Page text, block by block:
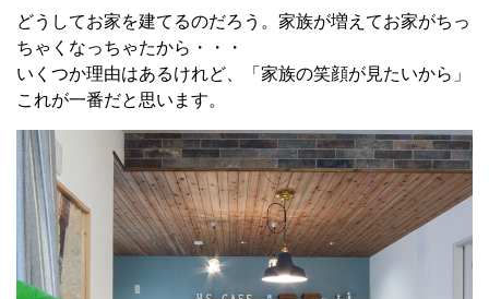
どうしてお家を建てるのだろう。家族が増えてお家がちっ
ちゃくなっちゃたから・・・
いくつか理由はあるけれど、「家族の笑顔が見たいから」
これが一番だと思います。